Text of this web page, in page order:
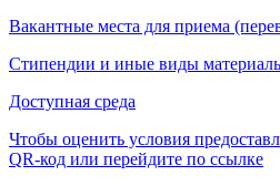
Вакантные места для приема
Стипендии и иные виды
Доступная среда
Чтобы оценить условия
QR-код или перейдите по ссылке